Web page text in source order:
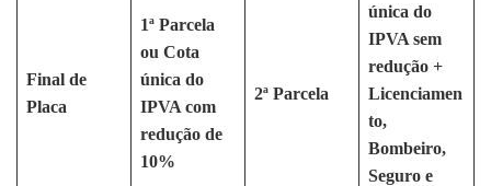
Final de
Placa
1ª Parcela
ou Cota
única do
IPVA com
redução de
10%
2ª Parcela
única do
IPVA sem
redução +
Licenciamen
to,
Bombeiro,
Seguro e